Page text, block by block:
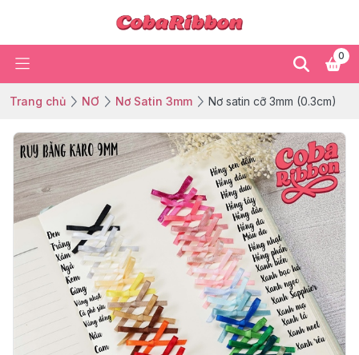
0
Trang chủ NƠ Nơ Satin 3mm Nơ satin cỡ 3mm (0.3cm)